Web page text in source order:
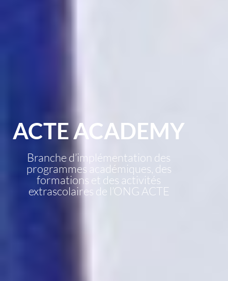
ACTE ACADEMY
Branche d’implémentation des
programmes académiques, des
formations et des activités
extrascolaires de l’ONG ACTE